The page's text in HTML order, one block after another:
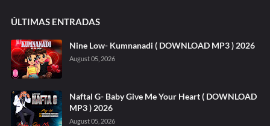
ÚLTIMAS ENTRADAS
Nine Low- Kumnanadi ( DOWNLOAD MP3 ) 2026
August 05, 2026
Naftal G- Baby Give Me Your Heart ( DOWNLOAD
MP3 ) 2026
August 05, 2026